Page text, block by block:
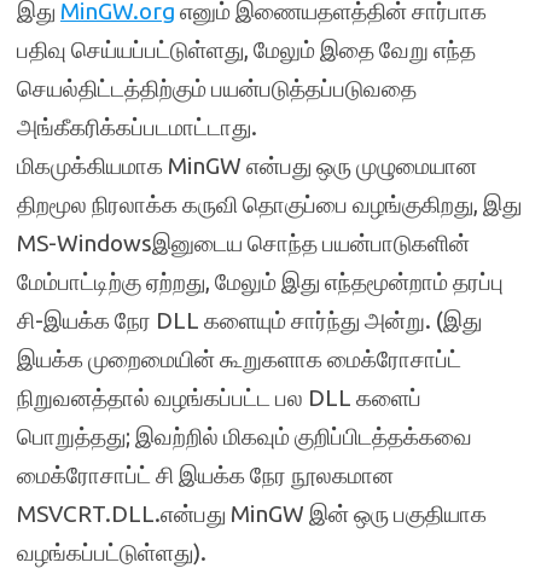
இது MinGW.org எனும் இணையதளத்தின் சார்பாக
பதிவு செய்யப்பட்டுள்ளது, மேலும் இதை வேறு எந்த
செயல்திட்டத்திற்கும் பயன்படுத்தப்படுவதை
அங்கீகரிக்கப்படமாட்டாது.
மிகமுக்கியமாக MinGW என்பது ஒரு முழுமையான
திறமூல நிரலாக்க கருவி தொகுப்பை வழங்குகிறது, இது
MS-Windowsஇனுடைய சொந்த பயன்பாடுகளின்
மேம்பாட்டிற்கு ஏற்றது, மேலும் இது எந்தமூன்றாம் தரப்பு
சி-இயக்க நேர DLL களையும் சார்ந்து அன்று. (இது
இயக்க முறைமையின் கூறுகளாக மைக்ரோசாப்ட்
நிறுவனத்தால் வழங்கப்பட்ட பல DLL களைப்
பொறுத்தது; இவற்றில் மிகவும் குறிப்பிடத்தக்கவை
மைக்ரோசாப்ட் சி இயக்க நேர நூலகமான
MSVCRT.DLL.என்பது MinGW இன் ஒரு பகுதியாக
வழங்கப்பட்டுள்ளது).